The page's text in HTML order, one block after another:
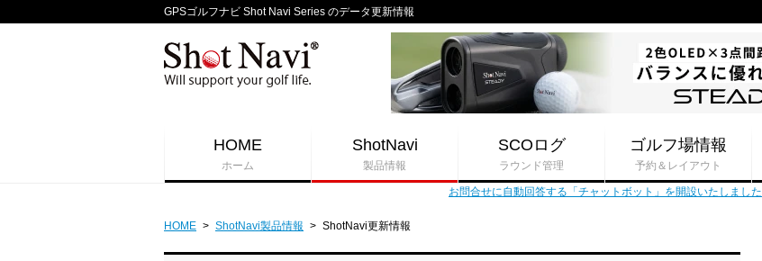
GPSゴルフナビ Shot Navi Series のデータ更新情報
HOME
ホーム
ShotNavi
製品情報
SCOログ
ラウンド管理
ゴルフ場情報
予約＆レイアウト
お問合せに自動回答する「チャットボット」を開設いたしました
HOME > ShotNavi製品情報 > ShotNavi更新情報